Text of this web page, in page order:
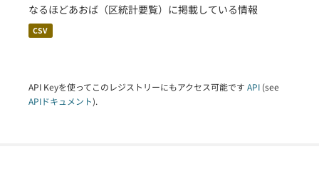
なるほどあおば（区統計要覧）に掲載している情報
CSV
API Keyを使ってこのレジストリーにもアクセス可能です API (see
APIドキュメント).